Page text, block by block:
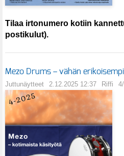
Tilaa irtonumero kotiin
postikulut).
Mezo Drums – vähän
Juttunäytteet 2.12.2025 12:37 Riffi